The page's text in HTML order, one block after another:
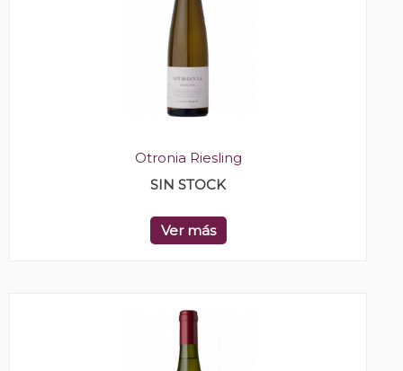
Otronia Riesling
SIN STOCK
Ver más